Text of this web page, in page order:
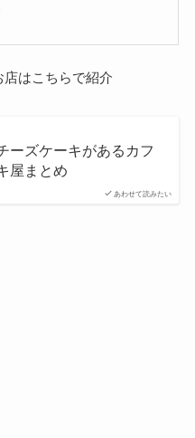
はこちらで紹介
あわせて読みたい
ーズケーキがあるカフ
屋まとめ